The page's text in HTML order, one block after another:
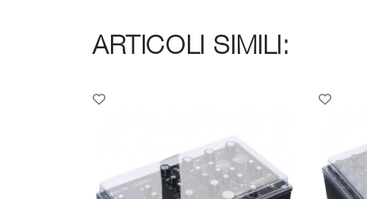
ARTICOLI SIMILI: